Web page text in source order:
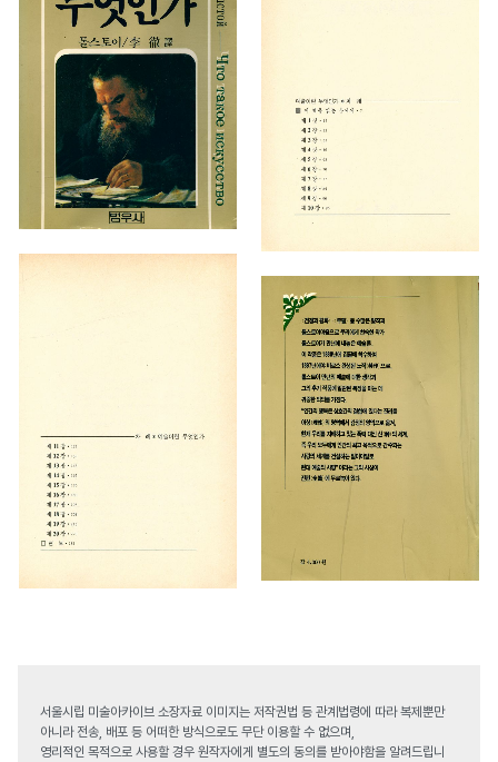
서울시립 미술아카이브 소장자료 이미지는 저작권법 등 관계법령에 따라 복제뿐만
아니라 전송, 배포 등 어떠한 방식으로도 무단 이용할 수 없으며,
영리적인 목적으로 사용할 경우 원작자에게 별도의 동의를 받아야함을 알려드립니